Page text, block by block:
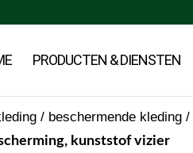
PRODUCTEN & DIENSTEN
/ beschermende kleding /
kunststof vizier